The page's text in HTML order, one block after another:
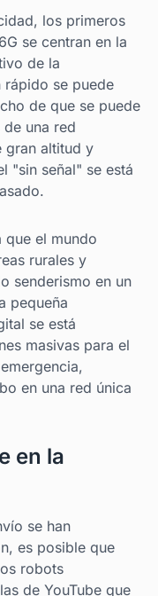
los primeros
se centran en la
de la
rápido se puede
de que se puede
una red
gran altitud y
"sin señal" se está
que el mundo
rurales y
senderismo en un
pequeña
se está
masivas para el
en una red única
en la
se han
es posible que
robots
de YouTube que